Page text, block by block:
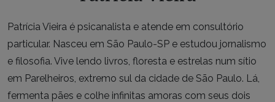
Patrícia Vieira é psicanalista e atende em consultório
particular. Nasceu em São Paulo-SP e estudou jornalismo
e filosofia. Vive lendo livros, floresta e estrelas num sítio
em Parelheiros, extremo sul da cidade de São Paulo. Lá,
fermenta pães e colhe infinitas amoras com seus dois